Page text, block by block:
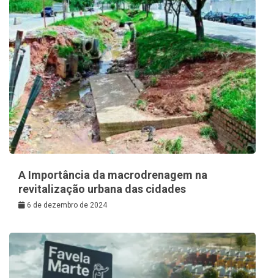
A Importância da macrodrenagem na
revitalização urbana das cidades
6 de dezembro de 2024